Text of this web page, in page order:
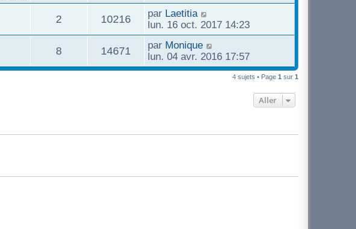
s
r
m
e
s
s
a
é
u
n
i
e
r
m
e
2
p
s
10216V
e
D
e
r
n
i
e
a
par Laetitia
lun. 16 oct. 2017 14:23
8R
é
14671
u
D
e
r
e
par Monique
lun. 04 avr. 2016 17:57
4 sujets • Page 1 sur 1
Aller